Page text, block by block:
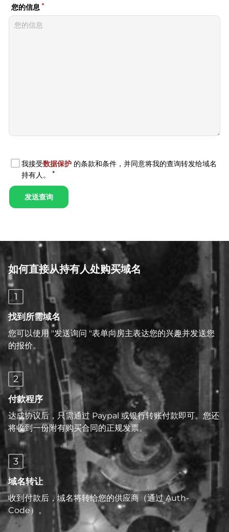
如何直接从持有人处购买域名
1
找到所需域名
您可以使用 "发送询问 "表单向房主表达您的兴趣并发送您
的报价。
2
付款程序
达成协议后，只需通过 Paypal 或银行转账付款即可。您还
将收到一份附有购买合同的正规发票。
3
域名转让
收到付款后，域名将转给您的供应商（通过 Auth-
Code）。